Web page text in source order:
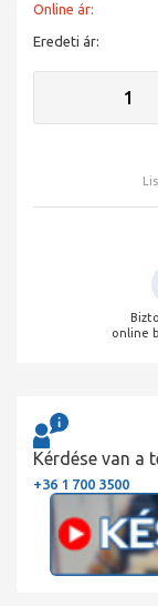
Online ár:
Eredeti ár:
online
Kérdése van a
+36 1 700 3500